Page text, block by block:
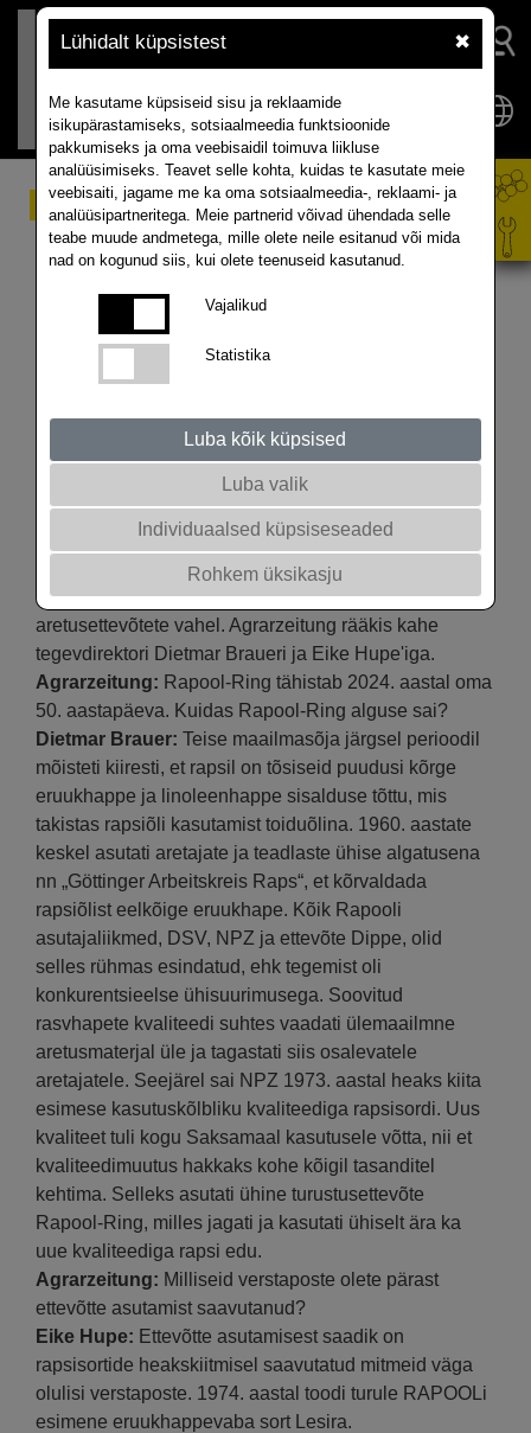
Lühidalt küpsistest ✖
Me kasutame küpsiseid sisu ja reklaamide
isikupärastamiseks, sotsiaalmeedia funktsioonide
pakkumiseks ja oma veebisaidil toimuva liikluse
analüüsimiseks. Teavet selle kohta, kuidas te kasutate meie
veebisaiti, jagame me ka oma sotsiaalmeedia-, reklaami- ja
analüüsipartneritega. Meie partnerid võivad ühendada selle
teabe muude andmetega, mille olete neile esitanud või mida
nad on kogunud siis, kui olete teenuseid kasutanud.
Vajalikud
Statistika
Luba kõik küpsised
Luba valik
Individuaalsed küpsiseseaded
Rohkem üksikasju
Me astume sellele vastu
aretamisega
Intervjuu Rapooli juhtkonna ja Rene Schaaliga
ajalehest Agrarzeitung
1974. aastal asutatud Rapool-Ring tähistab tänavu
oma 50. aastapäeva. Selle aja jooksul on
rapsiaretuses ületatud mitmeid verstaposte ning
sealhulgas on saanud heakskiidu mitmed sordid, mis
on oluliselt kaasa aidanud nii Saksmaal kui ka
Euroopas rapsi kasvatamisele.
Rapooli eripäraks on tihe koostöö erinevate
aretusettevõtete vahel. Agrarzeitung rääkis kahe
tegevdirektori Dietmar Braueri ja Eike Hupe'iga.
Agrarzeitung: Rapool-Ring tähistab 2024. aastal oma
50. aastapäeva. Kuidas Rapool-Ring alguse sai?
Dietmar Brauer: Teise maailmasõja järgsel perioodil
mõisteti kiiresti, et rapsil on tõsiseid puudusi kõrge
eruukhappe ja linoleenhappe sisalduse tõttu, mis
takistas rapsiõli kasutamist toiduõlina. 1960. aastate
keskel asutati aretajate ja teadlaste ühise algatusena
nn „Göttinger Arbeitskreis Raps“, et kõrvaldada
rapsiõlist eelkõige eruukhape. Kõik Rapooli
asutajaliikmed, DSV, NPZ ja ettevõte Dippe, olid
selles rühmas esindatud, ehk tegemist oli
konkurentsieelse ühisuurimusega. Soovitud
rasvhapete kvaliteedi suhtes vaadati ülemaailmne
aretusmaterjal üle ja tagastati siis osalevatele
aretajatele. Seejärel sai NPZ 1973. aastal heaks kiita
esimese kasutuskõlbliku kvaliteediga rapsisordi. Uus
kvaliteet tuli kogu Saksamaal kasutusele võtta, nii et
kvaliteedimuutus hakkaks kohe kõigil tasanditel
kehtima. Selleks asutati ühine turustusettevõte
Rapool-Ring, milles jagati ja kasutati ühiselt ära ka
uue kvaliteediga rapsi edu.
Agrarzeitung: Milliseid verstaposte olete pärast
ettevõtte asutamist saavutanud?
Eike Hupe: Ettevõtte asutamisest saadik on
rapsisortide heakskiitmisel saavutatud mitmeid väga
olulisi verstaposte. 1974. aastal toodi turule RAPOOLi
esimene eruukhappevaba sort Lesira.